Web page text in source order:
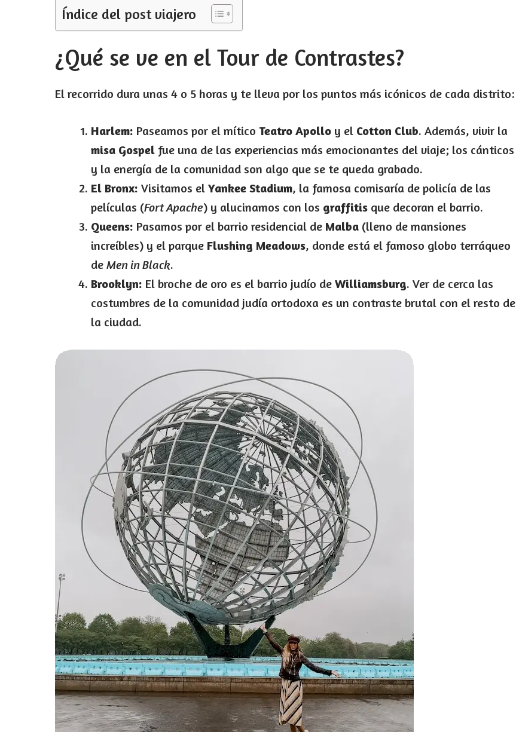
Índice del post viajero
¿Qué se ve en el Tour de Contrastes?
El recorrido dura unas 4 o 5 horas y te lleva por los puntos más icónicos de cada distrito:
Harlem: Paseamos por el mítico Teatro Apollo y el Cotton Club. Además, vivir la
misa Gospel fue una de las experiencias más emocionantes del viaje; los cánticos
y la energía de la comunidad son algo que se te queda grabado.
El Bronx: Visitamos el Yankee Stadium, la famosa comisaría de policía de las
películas (Fort Apache) y alucinamos con los graffitis que decoran el barrio.
Queens: Pasamos por el barrio residencial de Malba (lleno de mansiones
increíbles) y el parque Flushing Meadows, donde está el famoso globo terráqueo
de Men in Black.
Brooklyn: El broche de oro es el barrio judío de Williamsburg. Ver de cerca las
costumbres de la comunidad judía ortodoxa es un contraste brutal con el resto de
la ciudad.